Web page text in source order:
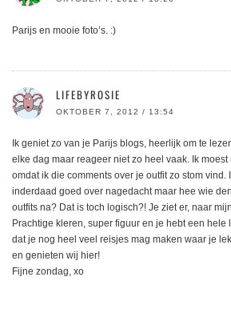
Parijs en mooie foto’s. :)
LIFEBYROSIE
OKTOBER 7, 2012 / 13:54
Ik geniet zo van je Parijs blogs, heerlijk om te
elke dag maar reageer niet zo heel vaak. Ik
omdat ik die comments over je outfit zo stom vind.
inderdaad goed over nagedacht maar hee wie
outfits na? Dat is toch logisch?! Je ziet er, naar
Prachtige kleren, super figuur en je hebt een hele
dat je nog heel veel reisjes mag maken waar je
en genieten wij hier!
Fijne zondag, xo